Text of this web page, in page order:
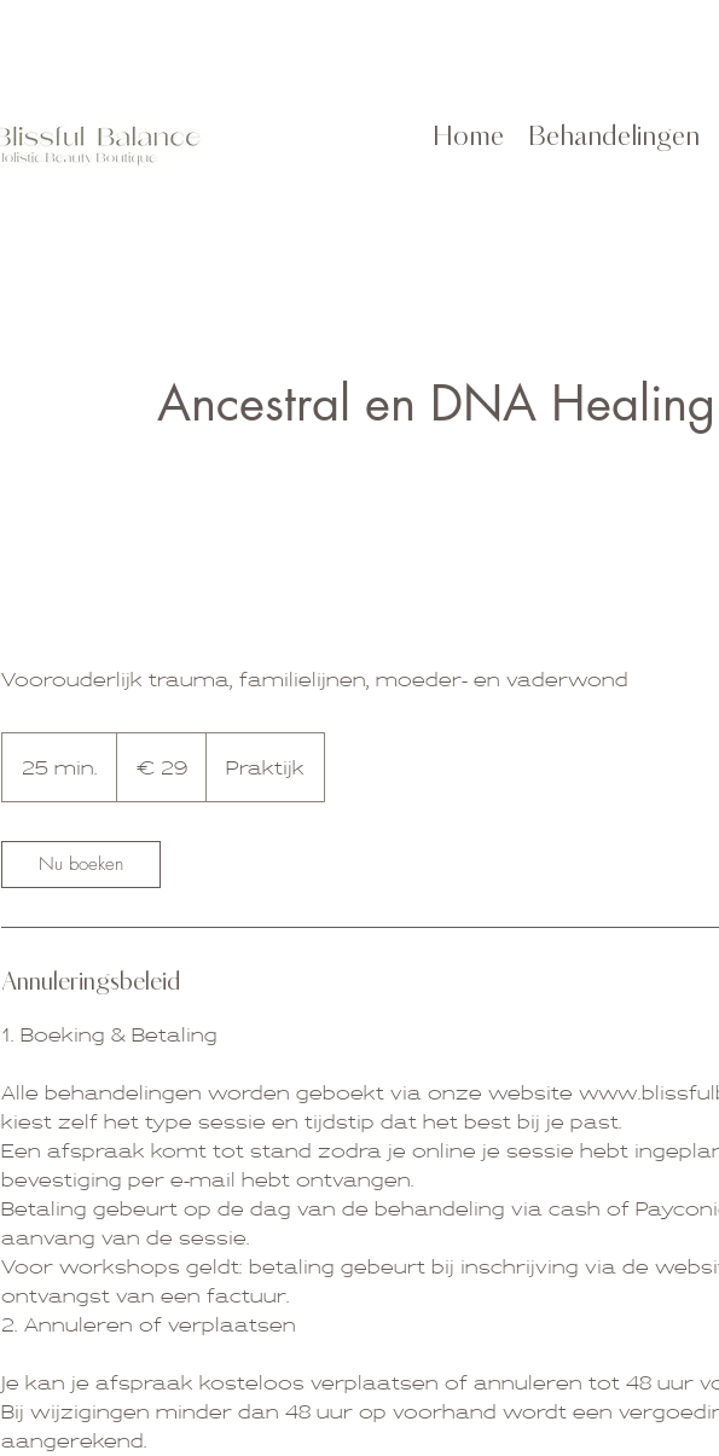
Home Behandelingen
Ancestral en DNA Healing
Voorouderlijk trauma, familielijnen, moeder- en vaderwond
25 min.
5
i
n
€ 29 Praktijk
Nu boeken
Annuleringsbeleid
1. Boeking & Betaling
Alle behandelingen worden geboekt via onze website
kiest zelf het type sessie en tijdstip dat het best bij je past.
Een afspraak komt tot stand zodra je online je sessie hebt
bevestiging per e-mail hebt ontvangen.
Betaling gebeurt op de dag van de behandeling via cash of
aanvang van de sessie.
Voor workshops geldt: betaling gebeurt bij inschrijving via de
ontvangst van een factuur.
2. Annuleren of verplaatsen
Je kan je afspraak kosteloos verplaatsen of annuleren tot 48 uur
Bij wijzigingen minder dan 48 uur op voorhand wordt een
aangerekend.